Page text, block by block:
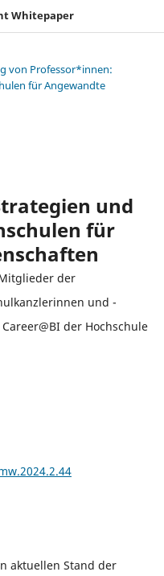
Whitepaper
von Professor*innen:
für Angewandte
und
für
der
und -
der Hochschule
aktuellen Stand der